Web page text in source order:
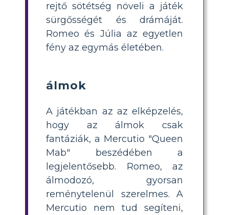
rejtő sötétség növeli a játék
sürgősségét és drámáját.
Romeo és Júlia az egyetlen
fény az egymás életében.
álmok
A játékban az az elképzelés,
hogy az álmok csak
fantáziák, a Mercutio "Queen
Mab" beszédében a
legjelentősebb. Romeo, az
álmodozó, gyorsan
reménytelenül szerelmes. A
Mercutio nem tud segíteni,